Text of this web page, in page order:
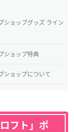
ショップグッズ ライン
ショップ特典
ショップについて
フト」ポ